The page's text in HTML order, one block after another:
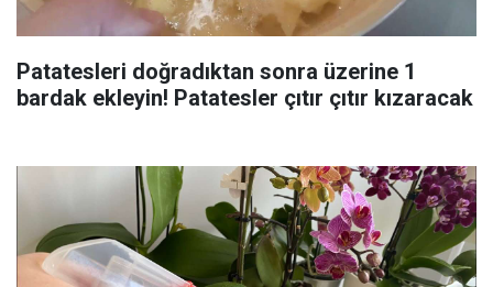
Patatesleri doğradıktan sonra üzerine 1
bardak ekleyin! Patatesler çıtır çıtır kızaracak